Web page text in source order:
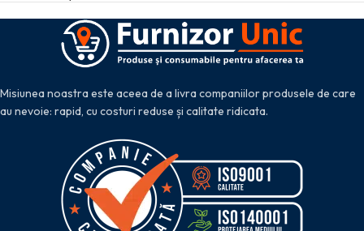
Misiunea noastra este aceea de a livra companiilor produsele de care
au nevoie: rapid, cu costuri reduse și calitate ridicata.